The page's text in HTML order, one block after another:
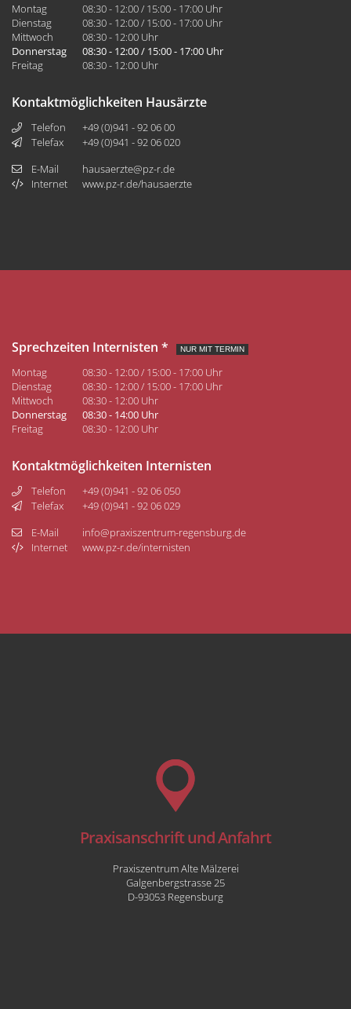
Montag
08:30 - 12:00 / 15:00 - 17:00 Uhr
Dienstag
08:30 - 12:00 / 15:00 - 17:00 Uhr
Mittwoch
08:30 - 12:00 Uhr
Donnerstag
08:30 - 12:00 / 15:00 - 17:00 Uhr
Freitag
08:30 - 12:00 Uhr
Kontaktmöglichkeiten Hausärzte
Telefon
+49 (0)941 - 92 06 00
Telefax
+49 (0)941 - 92 06 020
E-Mail
hausaerzte@pz-r.de
Internet
www.pz-r.de/hausaerzte
Sprechzeiten Internisten * NUR MIT TERMIN
Montag
08:30 - 12:00 / 15:00 - 17:00 Uhr
Dienstag
08:30 - 12:00 / 15:00 - 17:00 Uhr
Mittwoch
08:30 - 12:00 Uhr
Donnerstag
08:30 - 14:00 Uhr
Freitag
08:30 - 12:00 Uhr
Kontaktmöglichkeiten Internisten
Telefon
+49 (0)941 - 92 06 050
Telefax
+49 (0)941 - 92 06 029
E-Mail
info@praxiszentrum-regensburg.de
Internet
www.pz-r.de/internisten
Praxisanschrift und Anfahrt
Praxiszentrum Alte Mälzerei
Galgenbergstrasse 25
D-93053 Regensburg